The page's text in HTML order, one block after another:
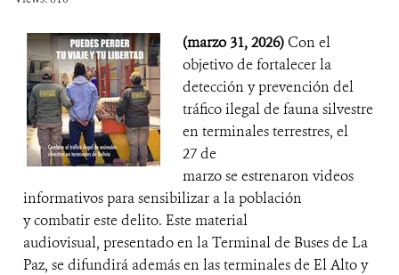
(marzo 31, 2026) Con el
objetivo de fortalecer la
detección y prevención del
tráfico ilegal de fauna silvestre
en terminales terrestres, el
27 de
marzo se estrenaron videos
informativos para sensibilizar a la población
y combatir este delito. Este material
audiovisual, presentado en la Terminal de Buses de La
Paz, se difundirá además en las terminales de El Alto y